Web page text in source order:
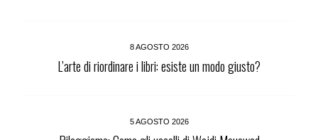
8 AGOSTO 2026
L’arte di riordinare i libri: esiste un modo giusto?
5 AGOSTO 2026